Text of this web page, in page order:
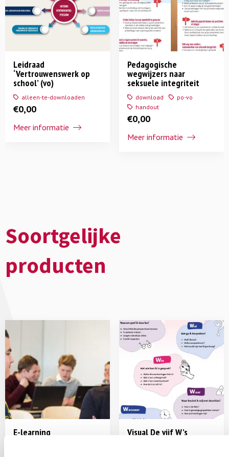
Leidraad
‘Vertrouwenswerk op
school’ (vo)
alleen-te-downloaden
€0,00
Meer informatie
Pedagogische
wegwijzers naar
seksuele integriteit
download
po-vo
handout
€0,00
Meer informatie
Soortgelijke
producten
E-learning Visual De vijf W’s